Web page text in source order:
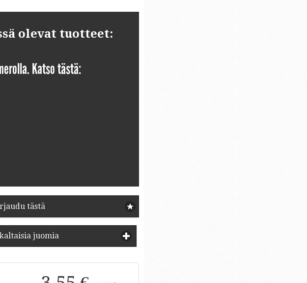
olevat tuotteet:
Katso tästä:
tästä
juomia